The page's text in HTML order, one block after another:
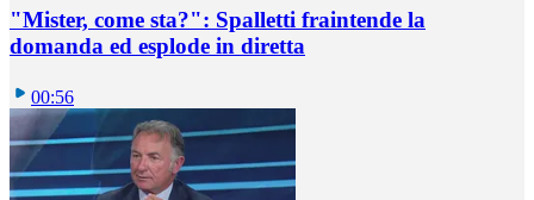
"Mister, come sta?": Spalletti fraintende la
domanda ed esplode in diretta
00:56